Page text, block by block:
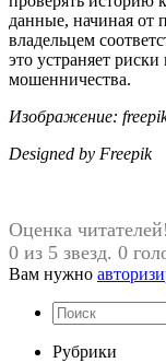
данные, начиная от
владельцем
это устраняет
мошенничества.
Изображение:
Designed by Freepik
Оценка читателей!
0 из 5 звезд. 0
Вам нужно
Рубрики